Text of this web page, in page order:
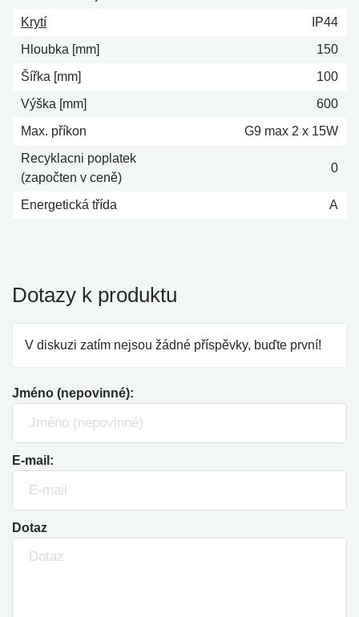
Krytí
IP44
Hloubka [mm]
150
Šířka [mm]
100
Výška [mm]
600
Max. příkon
G9 max 2 x 15W
Recyklacni poplatek
(započten v ceně)
0
Energetická třída A
Dotazy k produktu
V diskuzi zatím nejsou žádné příspěvky, buďte první!
Jméno (nepovinné):
E-mail:
Dotaz